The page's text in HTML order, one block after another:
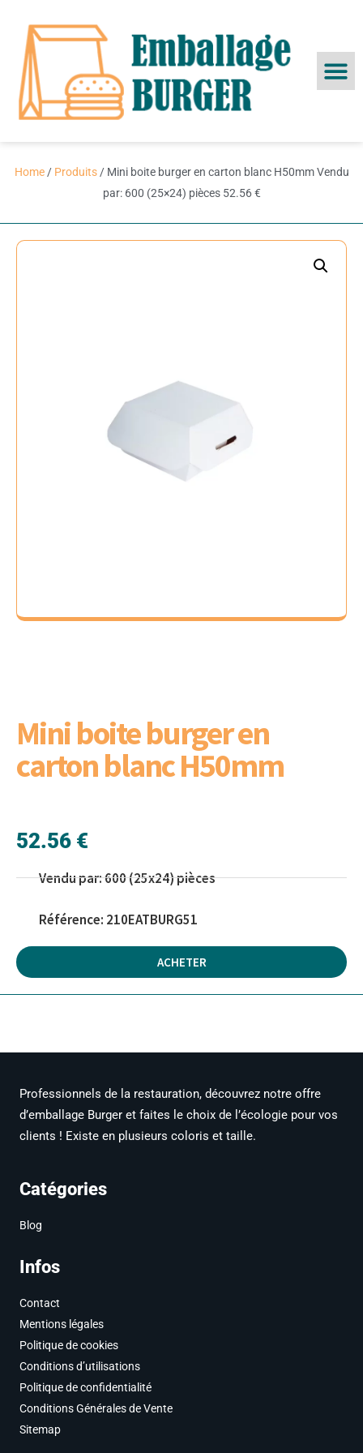
Home/ Produits/ Mini boite burger en carton blanc H50mm Vendu
par: 600 (25×24) pièces 52.56 €
Mini boite burger en
carton blanc H50mm
52.56 €
Vendu par: 600 (25x24) pièces
Référence: 210EATBURG51
ACHETER
Professionnels de la restauration, découvrez notre offre
d’emballage Burger et faites le choix de l’écologie pour vos
clients ! Existe en plusieurs coloris et taille.
Catégories
Blog
Infos
Contact
Mentions légales
Politique de cookies
Conditions d’utilisations
Politique de confidentialité
Conditions Générales de Vente
Sitemap